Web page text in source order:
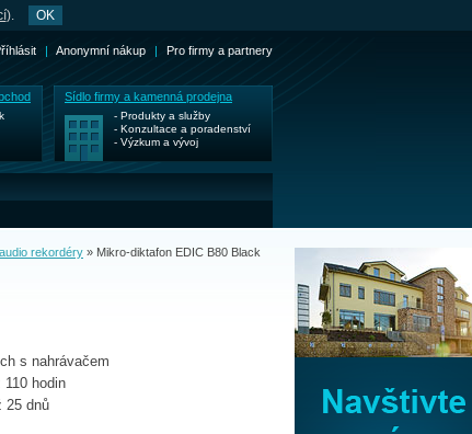
). OK
| Anonymní nákup | Pro firmy a partnery
Sídlo firmy a kamenná prodejna
- Produkty a služby
- Konzultace a poradenství
- Výzkum a vývoj
rekordéry » Mikro-diktafon EDIC B80 Black
s nahrávačem
hodin
25 dnů